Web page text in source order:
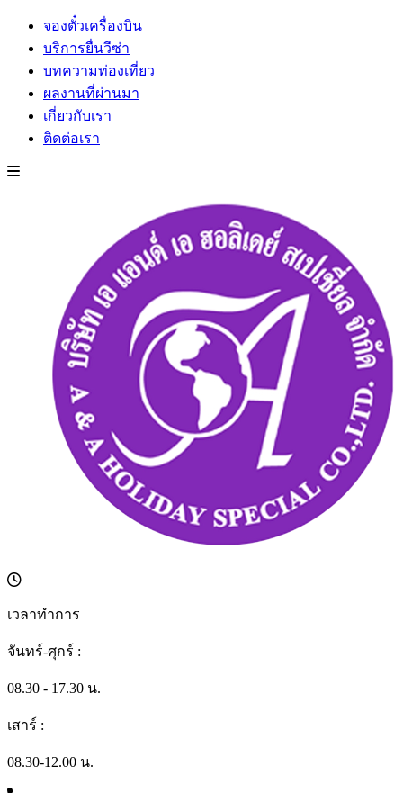
จองตั๋วเครื่องบิน
บริการยื่นวีซ่า
บทความท่องเที่ยว
ผลงานที่ผ่านมา
เกี่ยวกับเรา
ติดต่อเรา
เวลาทำการ
จันทร์-ศุกร์ :
08.30 - 17.30 น.
เสาร์ :
08.30-12.00 น.